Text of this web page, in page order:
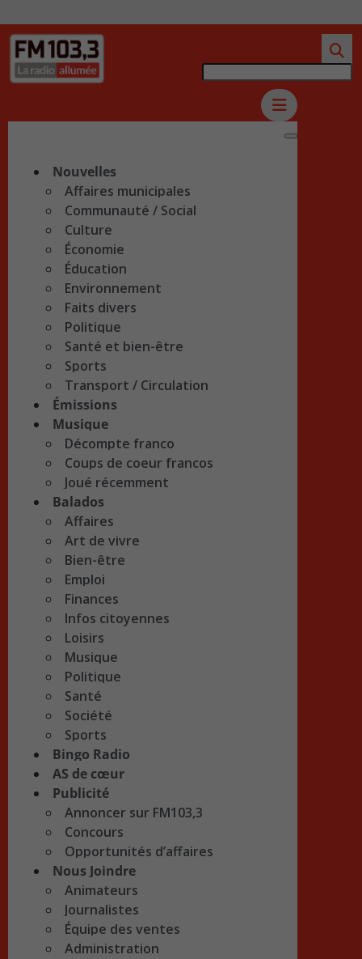
Nouvelles
Affaires municipales
Communauté / Social
Culture
Économie
Éducation
Environnement
Faits divers
Politique
Santé et bien-être
Sports
Transport / Circulation
Émissions
Musique
Décompte franco
Coups de coeur francos
Joué récemment
Balados
Affaires
Art de vivre
Bien-être
Emploi
Finances
Infos citoyennes
Loisirs
Musique
Politique
Santé
Société
Sports
Bingo Radio
AS de cœur
Publicité
Annoncer sur FM103,3
Concours
Opportunités d’affaires
Nous Joindre
Animateurs
Journalistes
Équipe des ventes
Administration